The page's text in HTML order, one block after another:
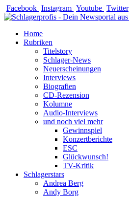
Zum
Inhalt
Facebook Instagram Youtube Twitter
Home
Rubriken
Titelstory
Schlager-News
Neuerscheinungen
Interviews
Biografien
CD-Rezension
Kolumne
Audio-Interviews
und noch viel mehr
Gewinnspiel
Konzertberichte
ESC
Glückwunsch!
TV-Kritik
Schlagerstars
Andrea Berg
Andy Borg